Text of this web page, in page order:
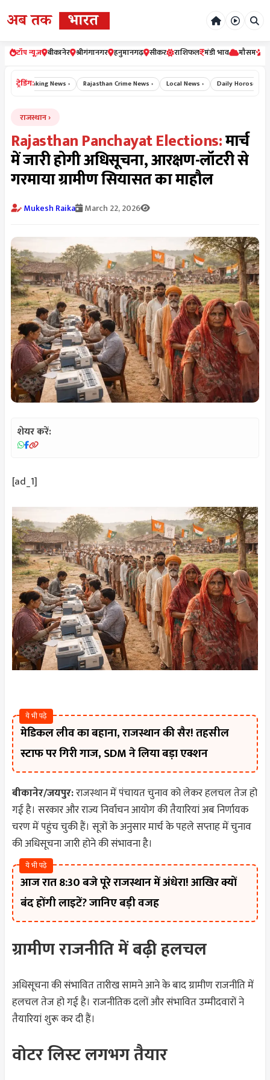
टॉप न्यूज़ बीकानेर श्रीगंगानगर हनुमानगढ़ सीकर राशिफल मंडी भाव मौसम
ट्रेडिंग:
Breaking News › Rajasthan Crime News › Local News › Daily Horoscope
राजस्थान
Rajasthan Panchayat Elections:मार्च
में जारी होगी अधिसूचना, आरक्षण-लॉटरी से
गरमाया ग्रामीण सियासत का माहौल
Mukesh Raika March 22, 2026
शेयर करें:
[ad_1]
ये भी पढ़े
मेडिकल लीव का बहाना, राजस्थान की सैर! तहसील
स्टाफ पर गिरी गाज, SDM ने लिया बड़ा एक्शन
बीकानेर/जयपुर:राजस्थान में पंचायत चुनाव को लेकर हलचल तेज हो
गई है। सरकार और राज्य निर्वाचन आयोग की तैयारियां अब निर्णायक
चरण में पहुंच चुकी हैं। सूत्रों के अनुसार मार्च के पहले सप्ताह में चुनाव
की अधिसूचना जारी होने की संभावना है।
ये भी पढ़े
आज रात 8:30 बजे पूरे राजस्थान में अंधेरा! आखिर क्यों
बंद होंगी लाइटें? जानिए बड़ी वजह
ग्रामीण राजनीति में बढ़ी हलचल
अधिसूचना की संभावित तारीख सामने आने के बाद ग्रामीण राजनीति में
हलचल तेज हो गई है। राजनीतिक दलों और संभावित उम्मीदवारों ने
तैयारियां शुरू कर दी हैं।
वोटर लिस्ट लगभग तैयार